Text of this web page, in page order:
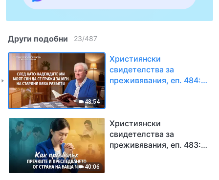
Други подобни 23/487
48:54
Християнски
свидетелства за
преживявания, еп. 484:
разбити
40:06
Християнски
свидетелства за
преживявания, еп. 483: